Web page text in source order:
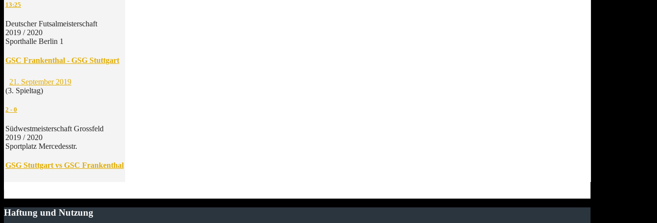
13:25
Deutscher Futsalmeisterschaft
2019 / 2020
Sporthalle Berlin 1
GSC Frankenthal - GSG Stuttgart
21. September 2019
(3. Spieltag)
2 - 0
Südwestmeisterschaft Grossfeld
2019 / 2020
Sportplatz Mercedesstr.
GSG Stuttgart vs GSC Frankenthal
Haftung und Nutzung